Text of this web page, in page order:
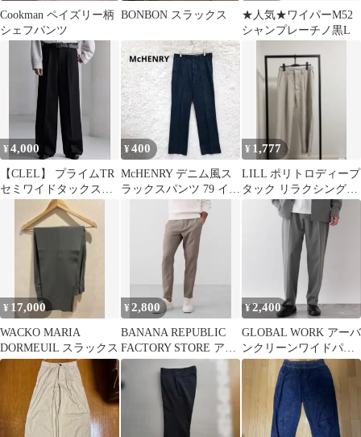
Cookman ペイズリー柄
シェフパンツ
BONBON スラックス
★人気★ワイパーM52
シャンプレーチノ黒L
¥4,000
【CLEL】 プライムTR
セミワイドタックスラ
¥400
McHENRY デニム風ス
ラックスパンツ 79 イン
ディゴ ダクロンQD 日
¥ 1,777
LILL ポリトロディープ
タック リラクシングス
ラックスパンツ
¥ 17,000
WACKO MARIA
DORMEUIL スラックス
¥2,800
BANANA REPUBLIC
FACTORY STORE アス
レチック
¥2,400
GLOBAL WORK アーバ
ンクリーンワイドパン
ツ グレー Sサイズ